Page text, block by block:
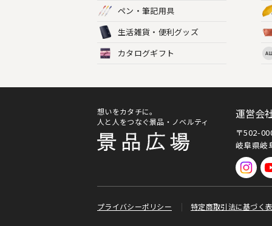
ペン・筆記用具
生活雑貨・便利グッズ
カタログギフト
想いをカタチに。
人と人をつなぐ景品・ノベルティ
運営会
〒502-
岐阜県岐
プライバシーポリシー 特定商取引法に基づく